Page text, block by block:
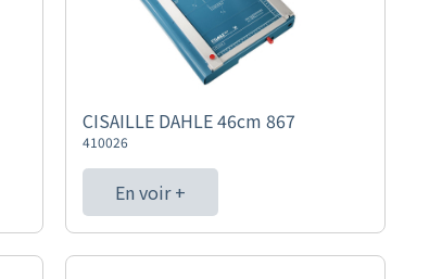
CISAILLE DAHLE 46cm 867
410026
En voir +